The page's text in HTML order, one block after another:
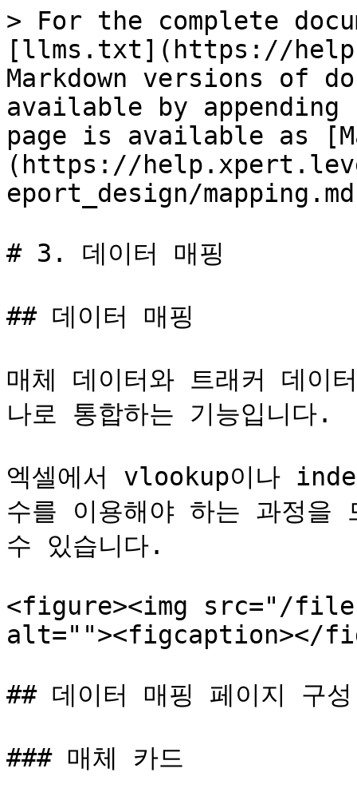
> For the complete
[llms.txt](https://
Markdown versions of
available by
page is available as
(https://
eport_design/
# 3. 데이터 매핑
## 데이터 매핑
매체 데이터와 트래커 데이
나로 통합하는 기능입니다.
엑셀에서 vlookup이나
수를 이용해야 하는 과정을
수 있습니다.
<figure><img src="/
alt=""><figcaption></
## 데이터 매핑 페이지 구성
### 매체 카드